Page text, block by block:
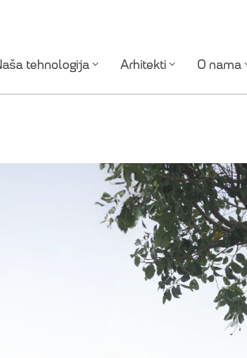
tehnologija Arhitekti O nama